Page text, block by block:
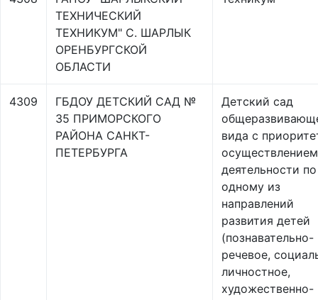
ТЕХНИЧЕСКИЙ
ТЕХНИКУМ" С. ШАРЛЫК
ОРЕНБУРГСКОЙ
ОБЛАСТИ
4309
ГБДОУ ДЕТСКИЙ САД №
35 ПРИМОРСКОГО
РАЙОНА САНКТ-
ПЕТЕРБУРГА
Детский сад
вида с
осуществлением
деятельности по
одному из
направлений
развития детей
(познавательно-
речевое,
личностное,
художественно-